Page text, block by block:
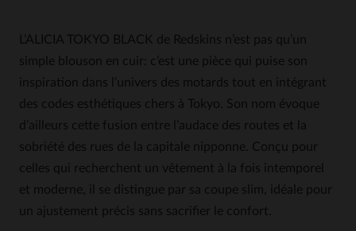
L’ALICIA TOKYO BLACK de Redskins n’est pas qu’un
simple blouson en cuir: c’est une pièce qui puise son
inspiration dans l’univers des motards tout en intégrant
des codes esthétiques chers à Tokyo. Son nom évoque
d’ailleurs cette fusion entre l’audace des routes et la
sobriété des rues de la capitale nipponne. Conçu pour
celles qui recherchent un vêtement à la fois intemporel
et moderne, il se distingue par sa coupe slim, idéale pour
un ajustement précis sans sacrifier le confort.